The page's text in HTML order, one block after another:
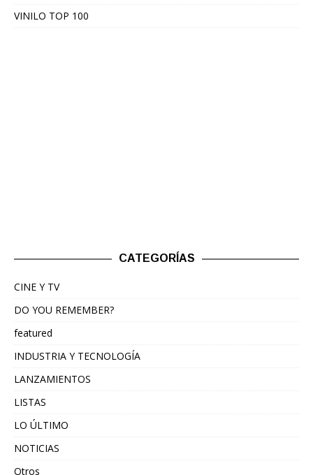
VINILO TOP 100
CATEGORÍAS
CINE Y TV
DO YOU REMEMBER?
featured
INDUSTRIA Y TECNOLOGÍA
LANZAMIENTOS
LISTAS
LO ÚLTIMO
NOTICIAS
Otros